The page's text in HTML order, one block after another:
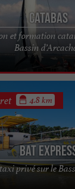
Catabas
et formation
Bassin
Bat
privé sur le
4.8 km